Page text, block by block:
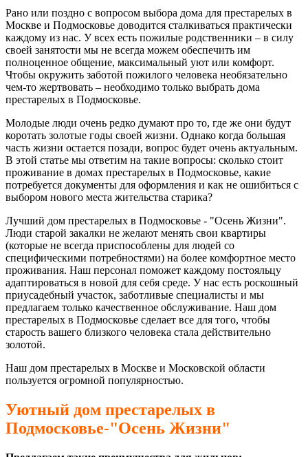
Рано или поздно с вопросом выбора дома для престарелых в
Москве и Подмосковье доводится сталкиваться практически
каждому из нас. У всех есть пожилые родственники – в силу
своей занятости мы не всегда можем обеспечить им
полноценное общение, максимальный уют или комфорт.
Чтобы окружить заботой пожилого человека необязательно
чем-то жертвовать – необходимо только выбрать дома
престарелых в Подмосковье.
Молодые люди очень редко думают про то, где же они будут
коротать золотые годы своей жизни. Однако когда большая
часть жизни остается позади, вопрос будет очень актуальным.
В этой статье мы ответим на такие вопросы: сколько стоит
проживание в домах престарелых в Подмосковье, какие
потребуется документы для оформления и как не ошибиться с
выбором нового места жительства старика?
Лучший дом престарелых в Подмосковье - "Осень Жизни".
Люди старой закалки не желают менять свои квартиры
(которые не всегда приспособлены для людей со
специфическими потребностями) на более комфортное место
проживания. Наш персонал поможет каждому постояльцу
адаптироваться в новой для себя среде. У нас есть роскошный
приусадебный участок, заботливые специалисты и мы
предлагаем только качественное обслуживание. Наш дом
престарелых в Подмосковье сделает все для того, чтобы
старость вашего близкого человека стала действительно
золотой.
Наш дом престарелых в Москве и Московской области
пользуется огромной популярностью.
Уютный дом престарелых в
Подмосковье-"Осень Жизни"